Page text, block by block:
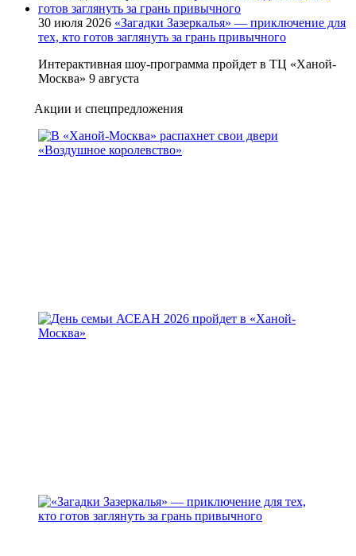
30 июля 2026 «Загадки Зазеркалья» — приключение для
тех, кто готов заглянуть за грань привычного
Интерактивная шоу-программа пройдет в ТЦ «Ханой-
Москва» 9 августа
Акции и спецпредложения